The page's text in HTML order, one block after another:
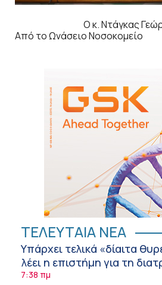
Ο κ. Ντάγκας
Από το Ωνάσειο Νοσοκομείο
ΤΕΛΕΥΤΑΙΑ ΝΕΑ
Υπάρχει τελικά «δίαιτα
λέει η επιστήμη για τη
συμπληρώματα
7:38 πμ